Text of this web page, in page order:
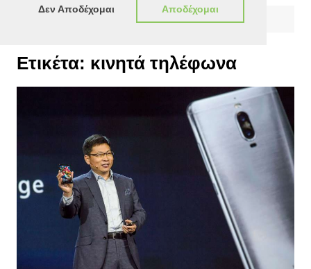
Δεν Αποδέχομαι Αποδέχομαι
κινητά τηλέφωνα
Ετικέτα: κινητά τηλέφωνα